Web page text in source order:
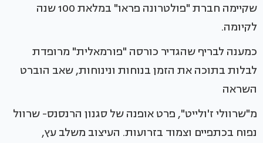
שקיימה חברת "פולטרונה פראו" במלאת 100 שנה
לקיומה.
כמענה לבריף שהגדיר כורסה "פורמאלית" מרופדת
לבלות בתוכה את הזמן בנוחות ונינוחות, שאב הוברט
השראה
מ"שרוולי ז'ולייט", פרט אופנה של סגנון הרנסנס- שרוול
נפוח בכתפיים וצמוד בזרועות. העיצוב משלב עץ,